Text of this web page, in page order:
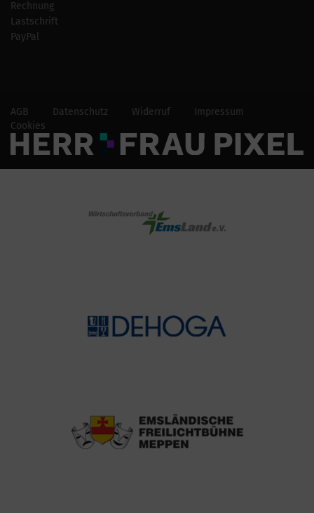
Rechnung
Lastschrift
PayPal
AGB Datenschutz Widerruf
Impressum
Cookies